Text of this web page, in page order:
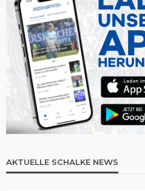
AKTUELLE SCHALKE NEWS